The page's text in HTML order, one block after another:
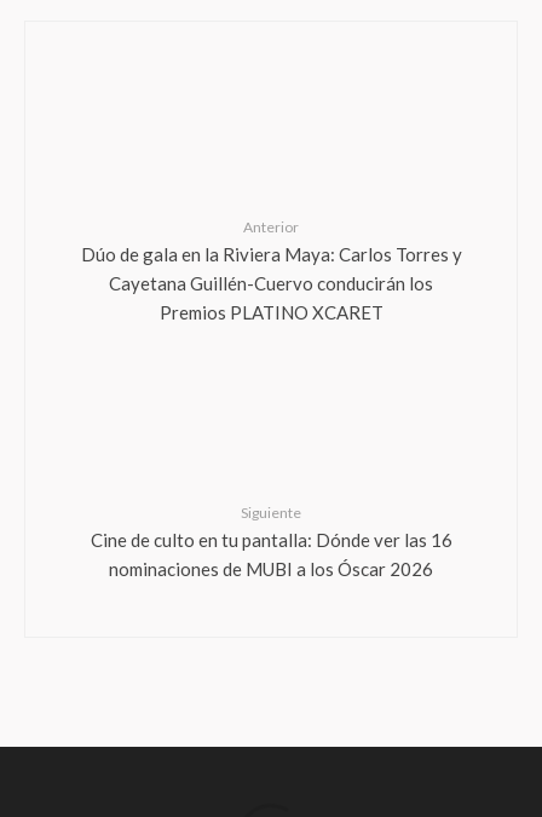
Anterior
Dúo de gala en la Riviera Maya: Carlos Torres y
Cayetana Guillén-Cuervo conducirán los
Premios PLATINO XCARET
Siguiente
Cine de culto en tu pantalla: Dónde ver las 16
nominaciones de MUBI a los Óscar 2026